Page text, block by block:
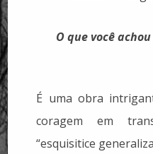
O que você
É uma obra
coragem em
“esquisitice